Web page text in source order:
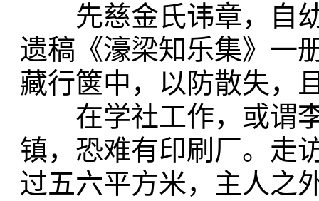
先慈金氏讳章，自幼
遗稿《濠梁知乐集》一
藏行箧中，以防散失，
在学社工作，或谓李
镇，恐难有印刷厂。走
过五六平方米，主人之